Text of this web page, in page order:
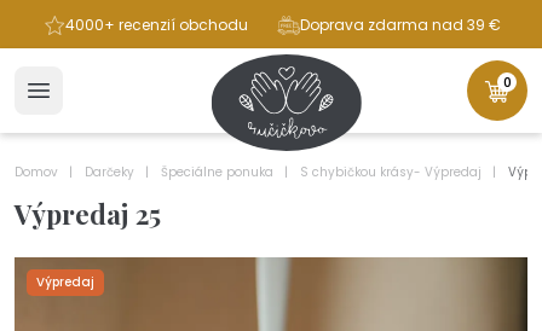
4000+ recenzií obchodu Doprava zdarma nad 39 €
0
Domov Darčeky Špeciálne ponuka S chybičkou krásy- Výpredaj
Výpredaj 25
Výpredaj